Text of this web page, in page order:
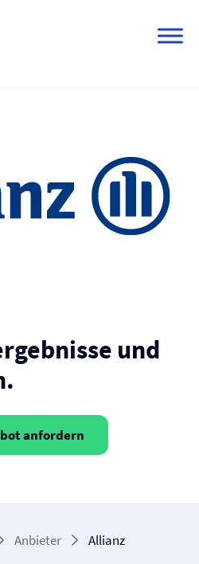
und
anfordern
Anbieter Allianz